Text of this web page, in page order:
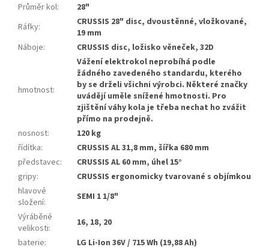
Průměr kol:
28"
Ráfky:
CRUSSIS 28" disc, dvoustěnné, vložkované,
19 mm
Náboje: CRUSSIS disc, ložisko věneček, 32D
hmotnost:
Vážení elektrokol neprobíhá podle
žádného zavedeného standardu, kterého
by se drželi všichni výrobci. Některé značky
uvádějí uměle snížené hmotnosti. Pro
zjištění váhy kola je třeba nechat ho zvážit
přímo na prodejně.
nosnost:
120 kg
řídítka:
CRUSSIS AL 31,8 mm, šířka 680 mm
představec:
CRUSSIS AL 60 mm, úhel 15°
gripy:
CRUSSIS ergonomicky tvarované s objímkou
hlavové
složení:
SEMI 1 1/8"
Výráběné
velikosti:
16, 18, 20
baterie:
LG Li-Ion 36V / 715 Wh (19,88 Ah)